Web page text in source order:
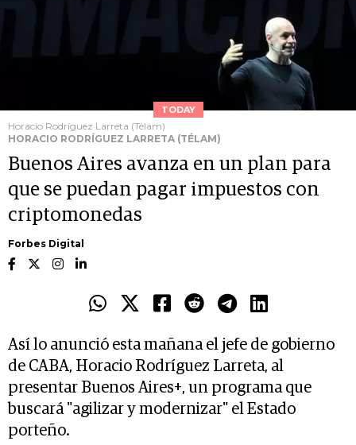
TODAY
Horacio Rodríguez Larreta (Télam)
HORACIO RODRÍGUEZ LARRETA (TÉLAM)
Buenos Aires avanza en un plan para
que se puedan pagar impuestos con
criptomonedas
Forbes Digital
Así lo anunció esta mañana el jefe de gobierno
de CABA, Horacio Rodríguez Larreta, al
presentar Buenos Aires+, un programa que
buscará "agilizar y modernizar" el Estado
porteño.